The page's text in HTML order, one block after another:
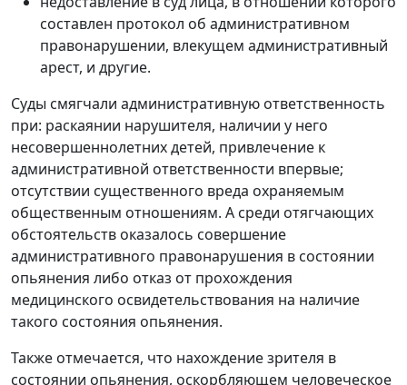
составлен протокол об административном
правонарушении, влекущем административный
арест, и другие.
Суды смягчали административную ответственность
при: раскаянии нарушителя, наличии у него
несовершеннолетних детей, привлечение к
административной ответственности впервые;
отсутствии существенного вреда охраняемым
общественным отношениям. А среди отягчающих
обстоятельств оказалось совершение
административного правонарушения в состоянии
опьянения либо отказ от прохождения
медицинского освидетельствования на наличие
такого состояния опьянения.
Также отмечается, что нахождение зрителя в
состоянии опьянения, оскорбляющем человеческое